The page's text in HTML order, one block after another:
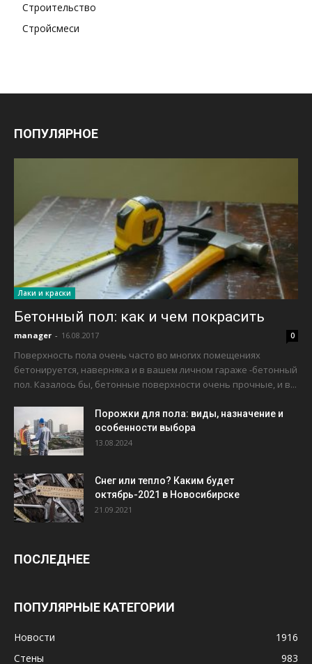
Строительство
Стройсмеси
ПОПУЛЯРНОЕ
Лаки и краски
Бетонный пол: как и чем покрасить
manager - 16.08.2017 0
Поверхность пола очень часто во многих помещениях
бетонируется, наверняка и в вашем личном гараже -бетонный
пол. Казалось бы, бетонные поверхности очень прочные, и в...
Порожки для пола: виды, назначение и
особенности выбора
13.08.2024
Снег или тепло? Каким будет
октябрь-2021 в Новосибирске
21.09.2021
ПОСЛЕДНЕЕ
ПОПУЛЯРНЫЕ КАТЕГОРИИ
Новости
1916
Стены
983